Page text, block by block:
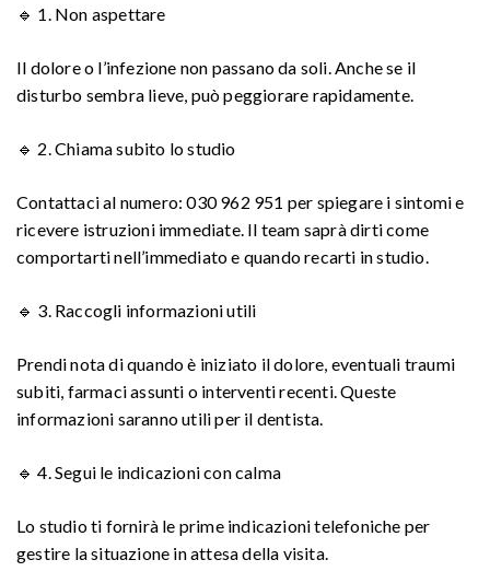
🔹 1. Non aspettare
Il dolore o l’infezione non passano da soli. Anche se il
disturbo sembra lieve, può peggiorare rapidamente.
🔹 2. Chiama subito lo studio
Contattaci al numero: 030 962 951 per spiegare i sintomi e
ricevere istruzioni immediate. Il team saprà dirti come
comportarti nell’immediato e quando recarti in studio.
🔹 3. Raccogli informazioni utili
Prendi nota di quando è iniziato il dolore, eventuali traumi
subiti, farmaci assunti o interventi recenti. Queste
informazioni saranno utili per il dentista.
🔹 4. Segui le indicazioni con calma
Lo studio ti fornirà le prime indicazioni telefoniche per
gestire la situazione in attesa della visita.